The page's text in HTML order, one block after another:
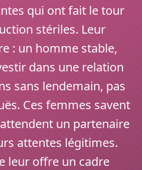
qui ont fait le tour
stériles. Leur
: un homme stable,
dans une relation
sans lendemain, pas
Ces femmes savent
un partenaire
attentes légitimes.
leur offre un cadre